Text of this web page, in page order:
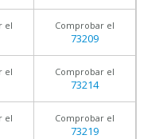
el Comprobar el
73209
el Comprobar el
73214
el Comprobar el
73219